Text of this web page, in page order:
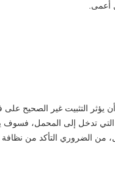
أعمى.
يؤثر التثبيت غير الصحيح
التي تدخل إلى المحمل،
الضروري التأكد من نظافة